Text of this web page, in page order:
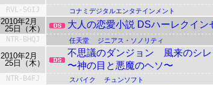
RVL-SGIJ
コナミデジタルエンタテインメント
2010年2月
25日（木）
大人の恋愛小説 DSハーレクイン
NTR-BHQJ 任天堂 ジニアス・ソノリティ
2010年2月
25日（木）
不思議のダンジョン
風来のシ
〜神の目と悪魔のヘソ〜
NTR-B4FJ
スパイク チュンソフト